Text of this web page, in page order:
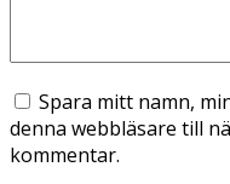
Spara mitt namn,
denna webbläsare till
kommentar.